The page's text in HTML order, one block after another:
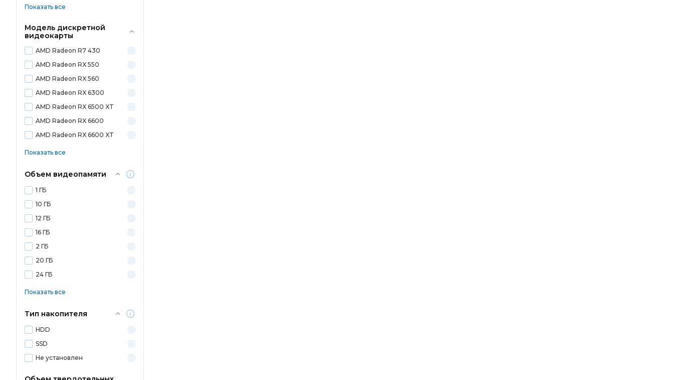
Показать все
Модель дискретной
видеокарты
AMD Radeon R7 430
AMD Radeon RX 550
AMD Radeon RX 560
AMD Radeon RX 6300
AMD Radeon RX 6500 XT
AMD Radeon RX 6600
AMD Radeon RX 6600 XT
Показать все
Объем видеопамяти
1 ГБ
10 ГБ
12 ГБ
16 ГБ
2 ГБ
20 ГБ
24 ГБ
Показать все
Тип накопителя
HDD
SSD
Не установлен